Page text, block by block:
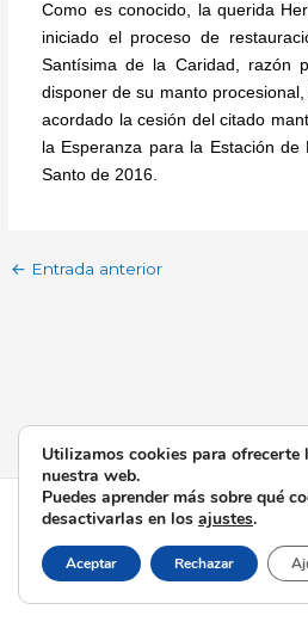
Como es conocido, la querida
iniciado el proceso de
Santísima de la Caridad, razón
disponer de su manto
acordado la cesión del citado
la Esperanza para la Estación de
Santo de 2016.
← Entrada anterior
Todos los derechos © 2026
gracias aTema Astra
Utilizamos cookies para ofrecerte
nuestra web.
Puedes aprender más sobre qué
desactivarlas en los ajustes.
Aceptar Rechazar